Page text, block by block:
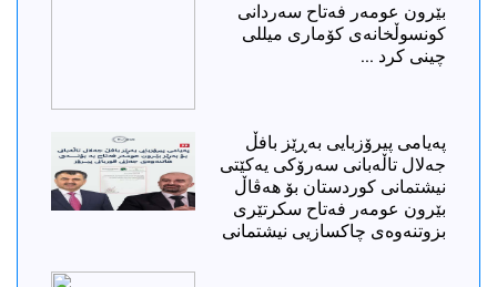
بێرون عومەر فەتاح سەردانی
کونسوڵخانەی کۆماری میللی
چینی کرد ...
پەیامی پیرۆزبایی بەڕێز بافڵ
جەلال تاڵەبانی سەرۆکی یەکێتی
نیشتمانی کوردستان بۆ هەڤاڵ
بێرون عومەر فەتاح سکرتێری
بزوتنەوەی چاکسازیی نیشتمانی